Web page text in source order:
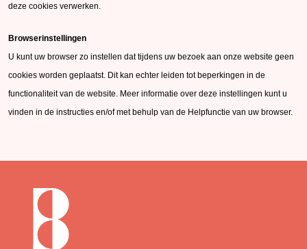
deze cookies verwerken.
Browserinstellingen
U kunt uw browser zo instellen dat tijdens uw bezoek aan onze website geen
cookies worden geplaatst. Dit kan echter leiden tot beperkingen in de
functionaliteit van de website. Meer informatie over deze instellingen kunt u
vinden in de instructies en/of met behulp van de Helpfunctie van uw browser.